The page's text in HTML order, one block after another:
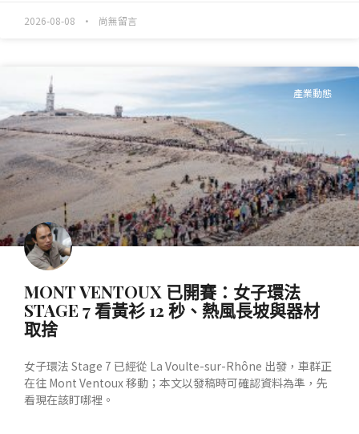
2026-08-08 尚無留言
產業動態
MONT VENTOUX 已開賽：女子環法
STAGE 7 看黃衫 12 秒、熱風長坡與器材
取捨
女子環法 Stage 7 已經從 La Voulte-sur-Rhône 出發，車群正
在往 Mont Ventoux 移動；本文以發稿時可確認資料為準，先
看現在該盯哪裡。